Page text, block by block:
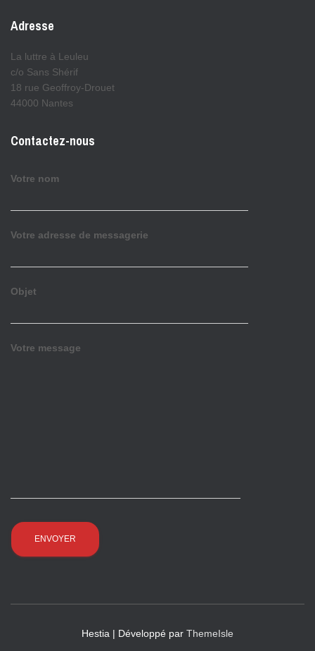
Adresse
La luttre à Leuleu
c/o Sans Shérif
18 rue Geoffroy-Drouet
44000 Nantes
Contactez-nous
Votre nom
Votre adresse de messagerie
Objet
Votre message
Hestia | Développé par ThemeIsle